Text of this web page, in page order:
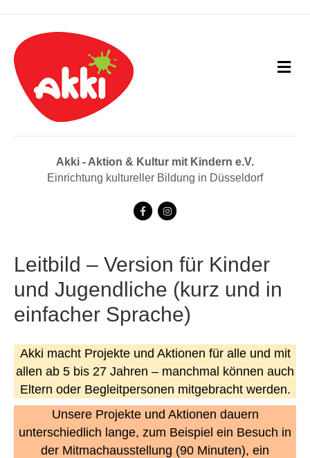
Akki - Aktion & Kultur mit Kindern e.V.
Einrichtung kultureller Bildung in Düsseldorf
F
e
b
k
I
a
a
N
a
a
Leitbild – Version für Kinder
und Jugendliche (kurz und in
einfacher Sprache)
Akki macht Projekte und Aktionen für alle und mit
allen ab 5 bis 27 Jahren – manchmal können auch
Eltern oder Begleitpersonen mitgebracht werden.
Unsere Projekte und Aktionen dauern
unterschiedlich lange, zum Beispiel ein Besuch in
der Mitmachausstellung (90 Minuten), ein